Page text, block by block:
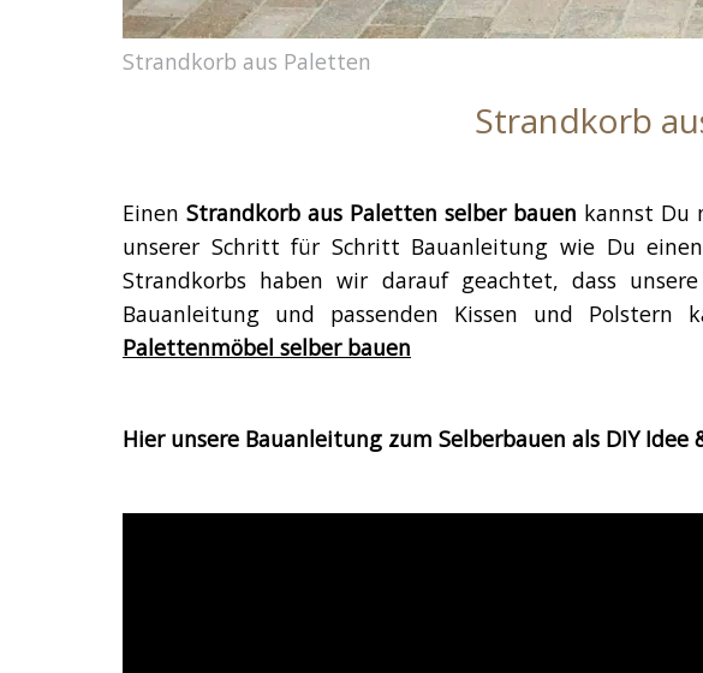
Strandkorb aus Paletten
Strandkorb
Einen Strandkorb aus Paletten selber bauen kannst Du
unserer Schritt für Schritt Bauanleitung wie Du
Strandkorbs haben wir darauf geachtet, dass
Bauanleitung und passenden Kissen und
Palettenmöbel selber bauen
Hier unsere Bauanleitung zum Selberbauen als DIY Idee